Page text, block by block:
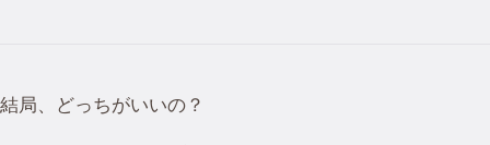
結局、どっちがいいの？